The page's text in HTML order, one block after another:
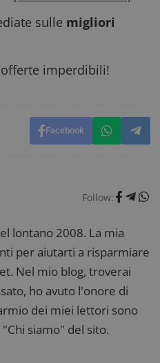
sulle migliori
imperdibili!
Facebook
Follow:
lontano 2008. La mia
per aiutarti a risparmiare
Nel mio blog, troverai
ho avuto l'onore di
dei miei lettori sono
siamo" del sito.
Web a monitorare il comportamento dei
prestazioni del sito. È un cookie di tipo
Questo cookie viene utilizzato per l'analisi
e l'interazione con il sito web,
l'esperienza dell'utente e analizzare le